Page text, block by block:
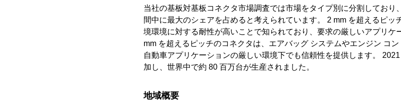
当社の基板対基板コネクタ市場調査では市場をタイプ別に分割しており
間中に最大のシェアを占めると考えられています。 2 mm を超えるピッ
境環境に対する耐性が高いことで知られており、要求の厳しいアプリケ
mm を超えるピッチのコネクタは、エアバッグ システムやエンジン コ
自動車アプリケーションの厳しい環境下でも信頼性を提供します。
加し、世界中で約 80 百万台が生産されました。
地域概要